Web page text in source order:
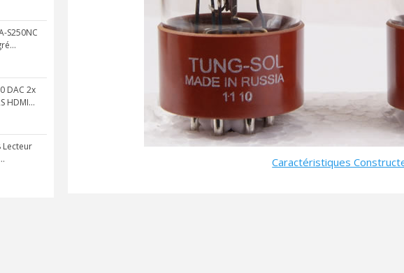
S250NC
DAC 2x
HDMI...
Lecteur
DAN CLARK AUDIO AEON 2
EVERSOLO DMP-A6 MASTER
LUXSIN X9 DAC Amplificateur
Caractéristiques